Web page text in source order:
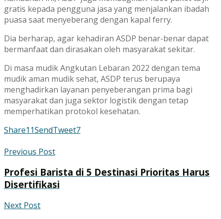
gratis kepada pengguna jasa yang menjalankan ibadah
puasa saat menyeberang dengan kapal ferry.
Dia berharap, agar kehadiran ASDP benar-benar dapat
bermanfaat dan dirasakan oleh masyarakat sekitar.
Di masa mudik Angkutan Lebaran 2022 dengan tema
mudik aman mudik sehat, ASDP terus berupaya
menghadirkan layanan penyeberangan prima bagi
masyarakat dan juga sektor logistik dengan tetap
memperhatikan protokol kesehatan.
Share11SendTweet7
Previous Post
Profesi Barista di 5 Destinasi Prioritas Harus
Disertifikasi
Next Post